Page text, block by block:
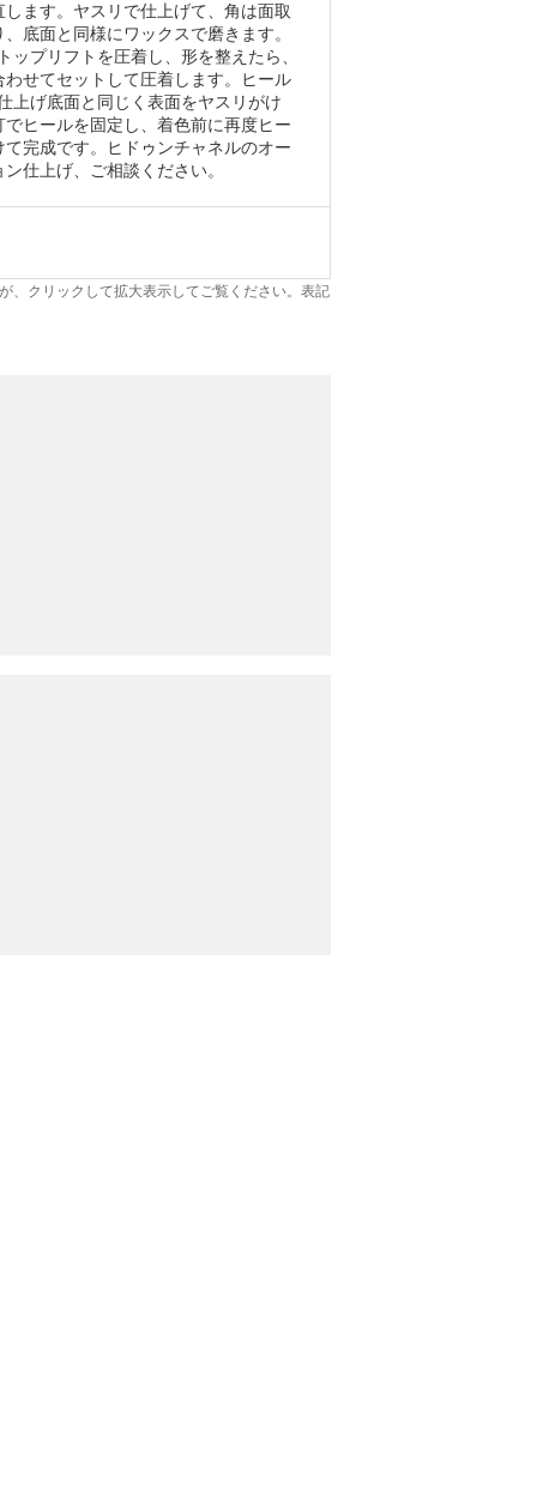
ます。ヤスリで仕上げて、角は面取
底面と同様にワックスで磨きます。
プリフトを圧着し、形を整えたら、
せてセットして圧着します。ヒール
上げ底面と同じく表面をヤスリがけ
ヒールを固定し、着色前に再度ヒー
完成です。ヒドゥンチャネルのオー
仕上げ、ご相談ください。
、クリックして拡大表示してご覧ください。表記